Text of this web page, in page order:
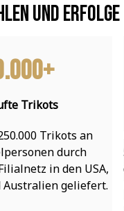
und Erfolge
Trikots
Trikots an
durch
in den USA,
Australien geliefert.